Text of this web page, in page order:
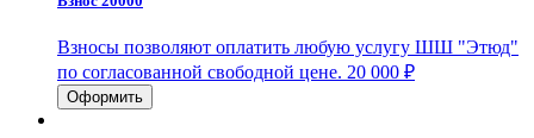
Взносы позволяют оплатить любую услугу ШШ "Этюд"
по согласованной свободной цене. 20 000 ₽